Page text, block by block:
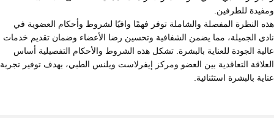
ومفيدة للطرفين.
هذه النظرة المفصلة والشاملة توفر فهمًا وافيًا لشروط وأحكام العضوية في
نادي الجميلة، مما يضمن الشفافية وتحسين رضا الأعضاء وضمان تقديم خدمات
عالية الجودة للعناية بالبشرة. تشكل هذه الشروط والأحكام التفصيلية أساس
العلاقة التعاقدية بين العضو ومركز إيفرلاست ويلنس الطبي، بهدف توفير تجربة
عناية بالبشرة استثنائية.